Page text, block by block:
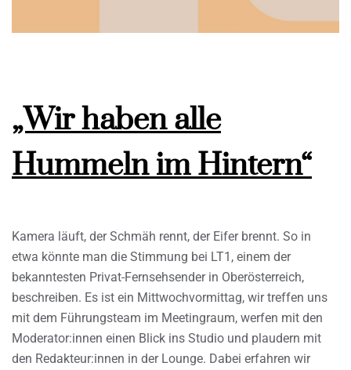
„Wir haben alle
Hummeln im Hintern“
Kamera läuft, der Schmäh rennt, der Eifer brennt. So in
etwa könnte man die Stimmung bei LT1, einem der
bekanntesten Privat-Fernsehsender in Oberösterreich,
beschreiben. Es ist ein Mittwochvormittag, wir treffen uns
mit dem Führungsteam im Meetingraum, werfen mit den
Moderator:innen einen Blick ins Studio und plaudern mit
den Redakteur:innen in der Lounge. Dabei erfahren wir